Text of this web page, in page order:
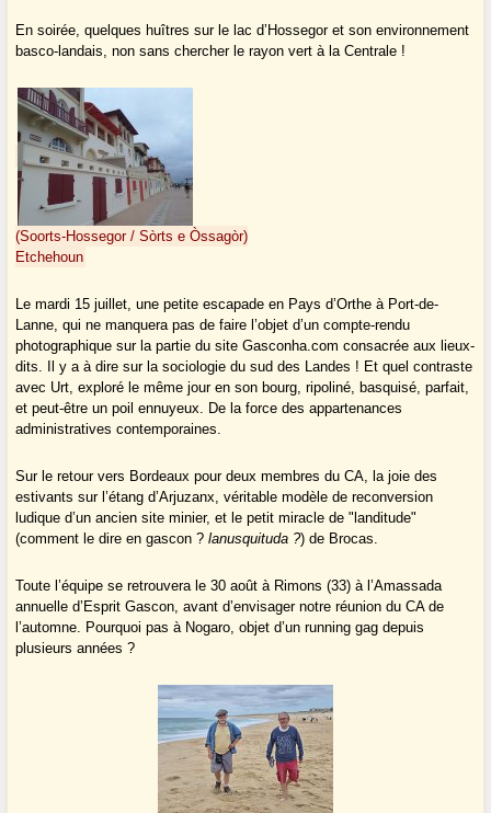
En soirée, quelques huîtres sur le lac d’Hossegor et son environnement
basco-landais, non sans chercher le rayon vert à la Centrale !
(Soorts-Hossegor / Sòrts e Òssagòr)
Etchehoun
Le mardi 15 juillet, une petite escapade en Pays d’Orthe à Port-de-
Lanne, qui ne manquera pas de faire l’objet d’un compte-rendu
photographique sur la partie du site Gasconha.com consacrée aux lieux-
dits. Il y a à dire sur la sociologie du sud des Landes ! Et quel contraste
avec Urt, exploré le même jour en son bourg, ripoliné, basquisé, parfait,
et peut-être un poil ennuyeux. De la force des appartenances
administratives contemporaines.
Sur le retour vers Bordeaux pour deux membres du CA, la joie des
estivants sur l’étang d’Arjuzanx, véritable modèle de reconversion
ludique d’un ancien site minier, et le petit miracle de "landitude"
(comment le dire en gascon ?lanusquituda ?) de Brocas.
Toute l’équipe se retrouvera le 30 août à Rimons (33) à l’Amassada
annuelle d’Esprit Gascon, avant d’envisager notre réunion du CA de
l’automne. Pourquoi pas à Nogaro, objet d’un running gag depuis
plusieurs années ?